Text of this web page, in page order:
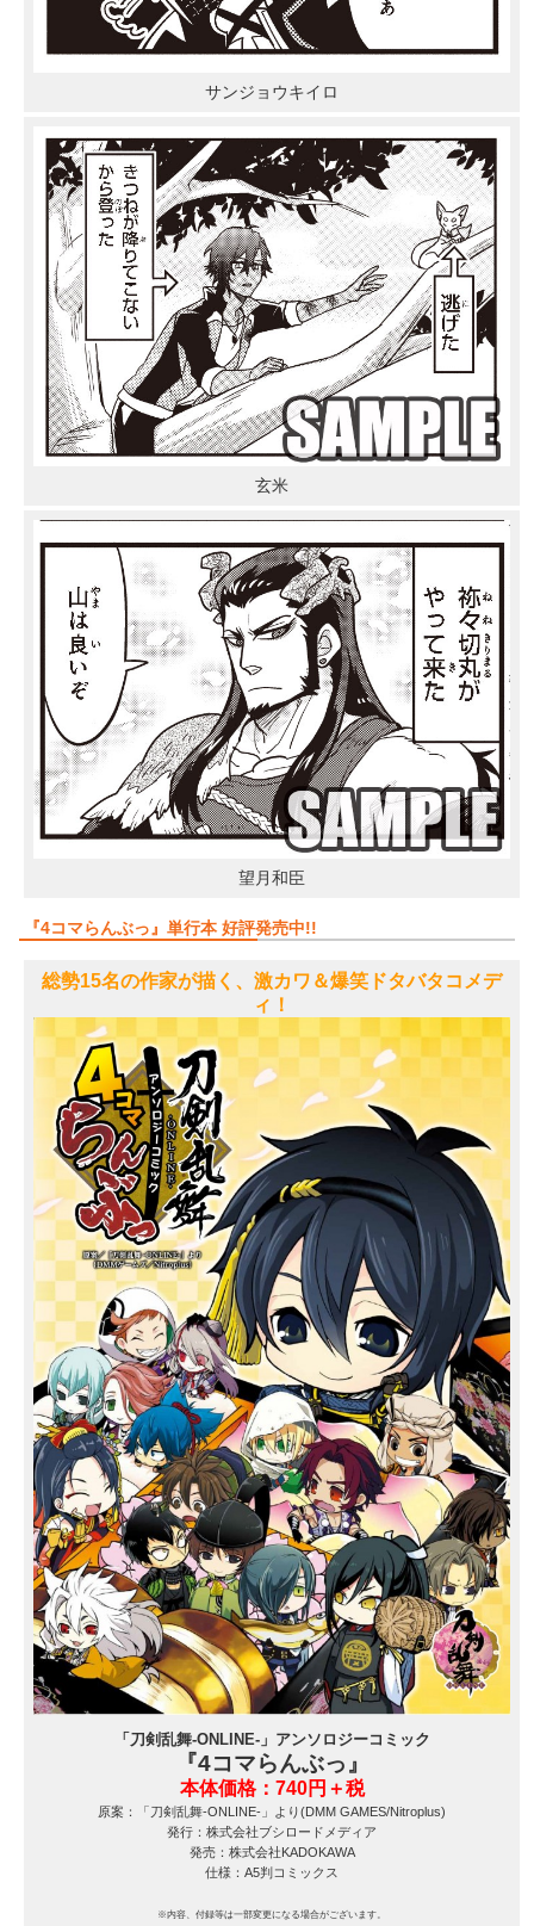
サンジョウキイロ
玄米
望月和臣
『4コマらんぶっ』単行本 好評発売中!!
総勢15名の作家が描く、激カワ＆爆笑ドタバタコメデ
ィ！
「刀剣乱舞-ONLINE-」アンソロジーコミック
『4コマらんぶっ』
本体価格：740円＋税
原案：「刀剣乱舞-ONLINE-」より(DMM GAMES/Nitroplus)
発行：株式会社ブシロードメディア
発売：株式会社KADOKAWA
仕様：A5判コミックス
※内容、付録等は一部変更になる場合がございます。